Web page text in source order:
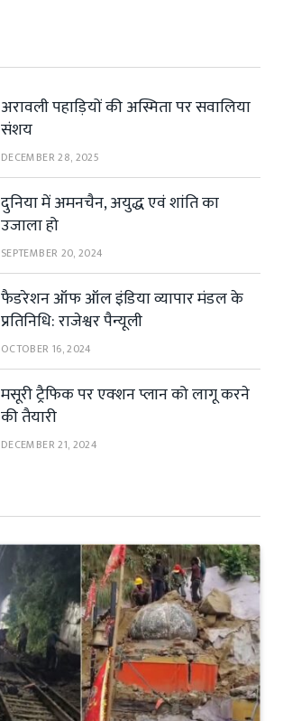
अरावली पहाड़ियों की अस्मिता पर सवालिया
संशय
DECEMBER 28, 2025
दुनिया में अमनचैन, अयुद्ध एवं शांति का
उजाला हो
SEPTEMBER 20, 2024
फैडरेशन ऑफ ऑल इंडिया व्यापार मंडल के
प्रतिनिधि: राजेश्वर पैन्यूली
OCTOBER 16, 2024
मसूरी ट्रैफिक पर एक्शन प्लान को लागू करने
की तैयारी
DECEMBER 21, 2024